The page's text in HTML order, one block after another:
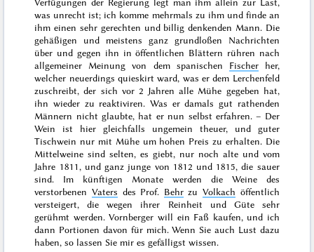
was unrecht ist; ich komme mehrmals zu ihm und finde an
ihm einen sehr gerechten und billig denkenden Mann. Die
gehäßigen und meistens ganz grundloßen Nachrichten
über und gegen ihn in öffentlichen Blättern rühren nach
allgemeiner Meinung von dem spanischen Fischerher,
welcher neuerdings quieskirt ward, was er dem Lerchenfeld
zuschreibt, der sich vor 2 Jahren alle Mühe gegeben hat,
ihn wieder zu reaktiviren. Was er damals gut rathenden
Männern nicht glaubte, hat er nun selbst erfahren. – Der
Wein ist hier gleichfalls ungemein theuer, und guter
Tischwein nur mit Mühe um hohen Preis zu erhalten. Die
Mittelweine sind selten, es giebt, nur noch alte und vom
Jahre 1811 , und ganz junge von 1812 und 1815, die sauer
sind. Im künftigen Monate werden die Weine des
verstorbenen Vaters des Prof. BehrzuVolkach öffentlich
versteigert, die wegen ihrer Reinheit und Güte sehr
gerühmt werden. Vornberger will ein Faß kaufen, und ich
dann Portionen davon für mich. Wenn Sie auch Lust dazu
haben, so lassen Sie mir es gefälligst wissen.